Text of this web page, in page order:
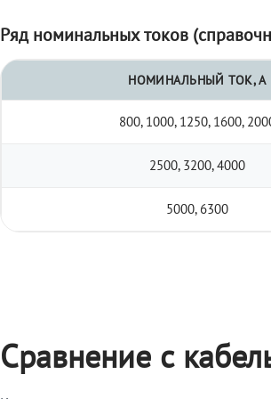
Ряд номинальных токов
НОМИНАЛЬНЫЙ ТОК, А
800, 1000, 1250, 1600,
2500, 3200, 4000
5000, 6300
Сравнение с